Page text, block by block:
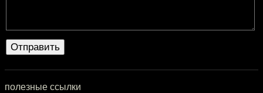
полезные ссылки